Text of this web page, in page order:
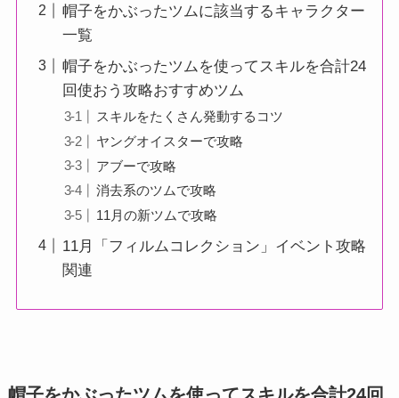
帽子をかぶったツムに該当するキャラクター
一覧
帽子をかぶったツムを使ってスキルを合計24
回使おう攻略おすすめツム
スキルをたくさん発動するコツ
ヤングオイスターで攻略
アブーで攻略
消去系のツムで攻略
11月の新ツムで攻略
11月「フィルムコレクション」イベント攻略
関連